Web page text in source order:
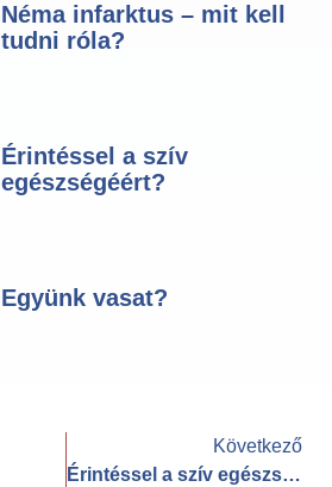
Néma infarktus – mit kell
tudni róla?
Érintéssel a szív
egészségéért?
Együnk vasat?
Következő
Érintéssel a szív egészségéért?